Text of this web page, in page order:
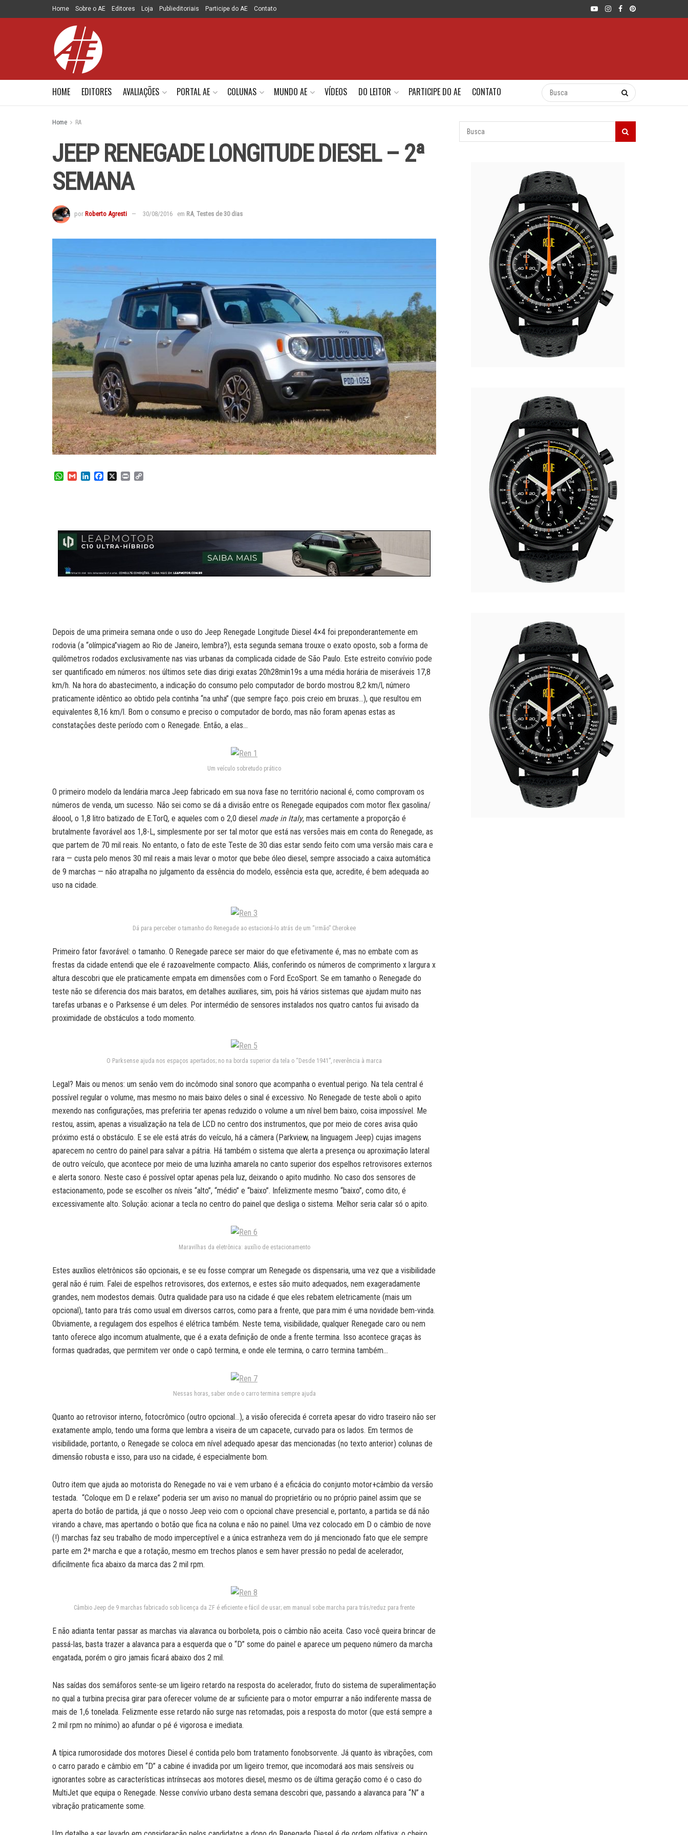
Home Sobre o AE Editores Loja Publieditoriais Participe do AE Contato
HOME EDITORES AVALIAÇÕES PORTAL AE COLUNAS MUNDO AE VÍDEOS DO LEITOR PARTICIPE DO AE CONTATO
Home RA
JEEP RENEGADE LONGITUDE DIESEL – 2ª
SEMANA
por Roberto Agresti 30/08/2016 em RA, Testes de 30 dias
W
p
p
G
I
n
o
k
X
P
n
k
Depois de uma primeira semana onde o uso do Jeep Renegade Longitude Diesel 4×4 foi preponderantemente em
rodovia (a “olímpica”viagem ao Rio de Janeiro, lembra?), esta segunda semana trouxe o exato oposto, sob a forma de
quilômetros rodados exclusivamente nas vias urbanas da complicada cidade de São Paulo. Este estreito convívio pode
ser quantificado em números: nos últimos sete dias dirigi exatas 20h28min19s a uma média horária de miseráveis 17,8
km/h. Na hora do abastecimento, a indicação do consumo pelo computador de bordo mostrou 8,2 km/l, número
praticamente idêntico ao obtido pela continha “na unha” (que sempre faço. pois creio em bruxas…), que resultou em
equivalentes 8,16 km/l. Bom o consumo e preciso o computador de bordo, mas não foram apenas estas as
constatações deste período com o Renegade. Então, a elas…
Um veículo sobretudo prático
O primeiro modelo da lendária marca Jeep fabricado em sua nova fase no território nacional é, como comprovam os
números de venda, um sucesso. Não sei como se dá a divisão entre os Renegade equipados com motor flex gasolina/
áloool, o 1,8 litro batizado de E.TorQ, e aqueles com o 2,0 diesel made in Italy, mas certamente a proporção é
brutalmente favorável aos 1,8-L, simplesmente por ser tal motor que está nas versões mais em conta do Renegade, as
que partem de 70 mil reais. No entanto, o fato de este Teste de 30 dias estar sendo feito com uma versão mais cara e
rara — custa pelo menos 30 mil reais a mais levar o motor que bebe óleo diesel, sempre associado a caixa automática
de 9 marchas — não atrapalha no julgamento da essência do modelo, essência esta que, acredite, é bem adequada ao
uso na cidade.
Dá para perceber o tamanho do Renegade ao estacioná-lo atrás de um “irmão” Cherokee
Primeiro fator favorável: o tamanho. O Renegade parece ser maior do que efetivamente é, mas no embate com as
frestas da cidade entendi que ele é razoavelmente compacto. Aliás, conferindo os números de comprimento x largura x
altura descobri que ele praticamente empata em dimensões com o Ford EcoSport. Se em tamanho o Renegade do
teste não se diferencia dos mais baratos, em detalhes auxiliares, sim, pois há vários sistemas que ajudam muito nas
tarefas urbanas e o Parksense é um deles. Por intermédio de sensores instalados nos quatro cantos fui avisado da
proximidade de obstáculos a todo momento.
O Parksense ajuda nos espaços apertados; no na borda superior da tela o “Desde 1941”, reverência à marca
Legal? Mais ou menos: um senão vem do incômodo sinal sonoro que acompanha o eventual perigo. Na tela central é
possível regular o volume, mas mesmo no mais baixo deles o sinal é excessivo. No Renegade de teste aboli o apito
mexendo nas configurações, mas preferiria ter apenas reduzido o volume a um nível bem baixo, coisa impossível. Me
restou, assim, apenas a visualização na tela de LCD no centro dos instrumentos, que por meio de cores avisa quão
próximo está o obstáculo. E se ele está atrás do veículo, há a câmera (Parkview, na linguagem Jeep) cujas imagens
aparecem no centro do painel para salvar a pátria. Há também o sistema que alerta a presença ou aproximação lateral
de outro veículo, que acontece por meio de uma luzinha amarela no canto superior dos espelhos retrovisores externos
e alerta sonoro. Neste caso é possível optar apenas pela luz, deixando o apito mudinho. No caso dos sensores de
estacionamento, pode se escolher os níveis “alto”, “médio” e “baixo”. Infelizmente mesmo “baixo”, como dito, é
excessivamente alto. Solução: acionar a tecla no centro do painel que desliga o sistema. Melhor seria calar só o apito.
Maravilhas da eletrônica: auxílio de estacionamento
Estes auxílios eletrônicos são opcionais, e se eu fosse comprar um Renegade os dispensaria, uma vez que a visibilidade
geral não é ruim. Falei de espelhos retrovisores, dos externos, e estes são muito adequados, nem exageradamente
grandes, nem modestos demais. Outra qualidade para uso na cidade é que eles rebatem eletricamente (mais um
opcional), tanto para trás como usual em diversos carros, como para a frente, que para mim é uma novidade bem-vinda.
Obviamente, a regulagem dos espelhos é elétrica também. Neste tema, visibilidade, qualquer Renegade caro ou nem
tanto oferece algo incomum atualmente, que é a exata definição de onde a frente termina. Isso acontece graças às
formas quadradas, que permitem ver onde o capô termina, e onde ele termina, o carro termina também…
Nessas horas, saber onde o carro termina sempre ajuda
Quanto ao retrovisor interno, fotocrômico (outro opcional…), a visão oferecida é correta apesar do vidro traseiro não ser
exatamente amplo, tendo uma forma que lembra a viseira de um capacete, curvado para os lados. Em termos de
visibilidade, portanto, o Renegade se coloca em nível adequado apesar das mencionadas (no texto anterior) colunas de
dimensão robusta e isso, para uso na cidade, é especialmente bom.
Outro item que ajuda ao motorista do Renegade no vai e vem urbano é a eficácia do conjunto motor+câmbio da versão
testada. “Coloque em D e relaxe” poderia ser um aviso no manual do proprietário ou no próprio painel assim que se
aperta do botão de partida, já que o nosso Jeep veio com o opcional chave presencial e, portanto, a partida se dá não
virando a chave, mas apertando o botão que fica na coluna e não no painel. Uma vez colocado em D o câmbio de nove
(!) marchas faz seu trabalho de modo imperceptível e a única estranheza vem do já mencionado fato que ele sempre
parte em 2ª marcha e que a rotação, mesmo em trechos planos e sem haver pressão no pedal de acelerador,
dificilmente fica abaixo da marca das 2 mil rpm.
Câmbio Jeep de 9 marchas fabricado sob licença da ZF é eficiente e fácil de usar; em manual sobe marcha para trás/reduz para frente
E não adianta tentar passar as marchas via alavanca ou borboleta, pois o câmbio não aceita. Caso você queira brincar de
passá-las, basta trazer a alavanca para a esquerda que o “D” some do painel e aparece um pequeno número da marcha
engatada, porém o giro jamais ficará abaixo dos 2 mil.
Nas saídas dos semáforos sente-se um ligeiro retardo na resposta do acelerador, fruto do sistema de superalimentação
no qual a turbina precisa girar para oferecer volume de ar suficiente para o motor empurrar a não indiferente massa de
mais de 1,6 tonelada. Felizmente esse retardo não surge nas retomadas, pois a resposta do motor (que está sempre a
2 mil rpm no mínimo) ao afundar o pé é vigorosa e imediata.
A típica rumorosidade dos motores Diesel é contida pelo bom tratamento fonobsorvente. Já quanto às vibrações, com
o carro parado e câmbio em “D” a cabine é invadida por um ligeiro tremor, que incomodará aos mais sensíveis ou
ignorantes sobre as características intrínsecas aos motores diesel, mesmo os de última geração como é o caso do
MultiJet que equipa o Renegade. Nesse convívio urbano desta semana descobri que, passando a alavanca para “N” a
vibração praticamente some.